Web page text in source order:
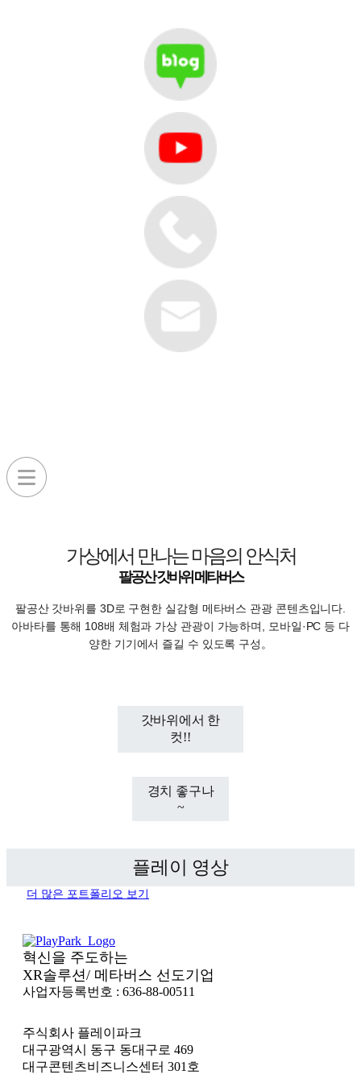
가상에서 만나는 마음의 안식처
팔공산 갓바위 메타버스
팔공산 갓바위를 3D로 구현한 실감형 메타버스 관광 콘텐츠입니다.
아바타를 통해 108배 체험과 가상 관광이 가능하며, 모바일·PC 등 다
양한 기기에서 즐길 수 있도록 구성。
갓바위에서 한
컷!!
경치 좋구나
~
플레이 영상
더 많은 포트폴리오 보기
혁신을 주도하는
XR솔루션/ 메타버스 선도기업
사업자등록번호 : 636-88-00511
주식회사 플레이파크
대구광역시 동구 동대구로 469
대구콘텐츠비즈니스센터 301호